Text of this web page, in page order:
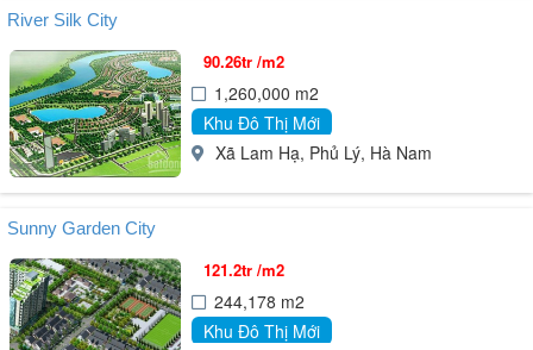
River Silk City
90.26tr /m2
1,260,000 m2
Khu Đô Thị Mới
Xã Lam Hạ, Phủ Lý, Hà Nam
Sunny Garden City
121.2tr /m2
244,178 m2
Khu Đô Thị Mới